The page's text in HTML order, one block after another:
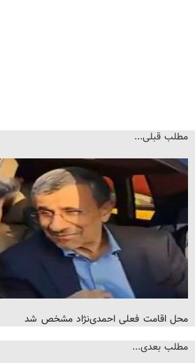
مطلب قبلی...
محل اقامت فعلی احمدی‌نژاد مشخص شد
مطلب بعدی...